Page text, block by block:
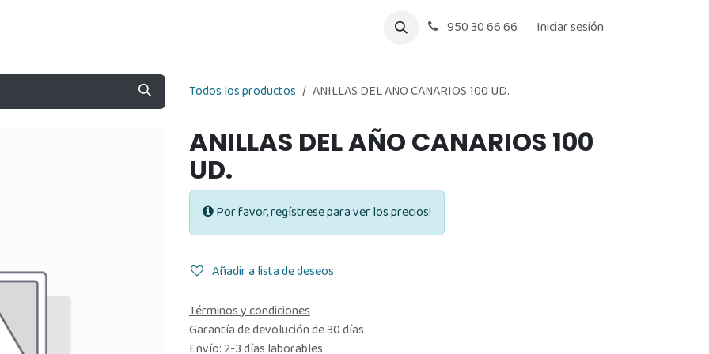
950 30 66 66 Iniciar sesión
Todos los productos ANILLAS DEL AÑO CANARIOS 100 UD.
ANILLAS DEL AÑO CANARIOS 100
UD.
Por favor, regístrese para ver los precios!
Añadir a lista de deseos
Términos y condiciones
Garantía de devolución de 30 días
Envío: 2-3 días laborables